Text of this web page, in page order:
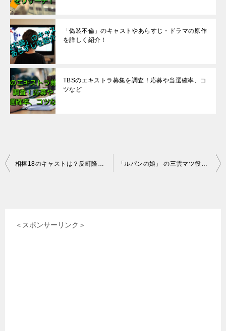
「偽装不倫」のキャストやあらすじ・ドラマの原作
を詳しく紹介！
TBSのエキストラ募集を調査！応募や当選確率、コ
ツなど
投
相棒18のキャストは？反町隆史さん続投、三代目女将は誰？ 「ルパンの娘」 の三雲マツ役の女優、”どんぐり”さんを紹介！これまでの経歴など紹介！
＜スポンサーリンク＞